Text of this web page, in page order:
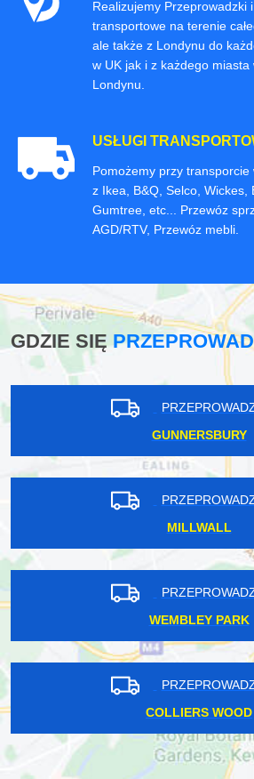
Realizujemy Przeprowadzki i
transportowe na terenie
ale także z Londynu do
w UK jak i z każdego miasta
Londynu.
USŁUGI
Pomożemy przy transporcie
z Ikea, B&Q, Selco, Wickes,
Gumtree, etc... Przewóz
AGD/RTV, Przewóz mebli.
GDZIE SIĘ
GUNNERSBURY
MILLWALL
WEMBLEY PARK
COLLIERS WOOD